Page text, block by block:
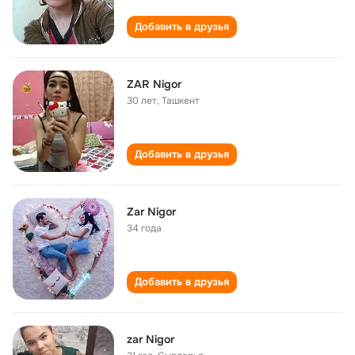
Добавить в друзья
ZAR Nigor
30 лет,Ташкент
Добавить в друзья
Zar Nigor
34 года
Добавить в друзья
zar Nigor